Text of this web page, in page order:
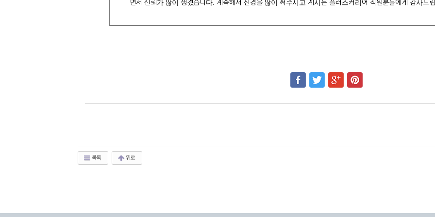
면서 신뢰가 많이 생겼습니다. 계속해서 신경을 많이 써주시고 계시는 플러스커리어 직원분들에게 감사드
목록 위로